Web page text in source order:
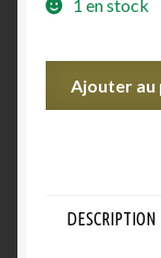
1 en stock
Ajouter au
DESCRIPTION